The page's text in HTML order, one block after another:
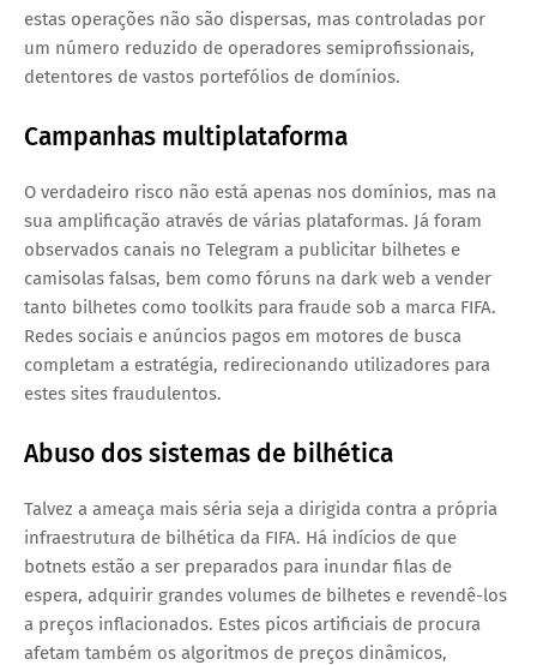
estas operações não são dispersas, mas controladas por
um número reduzido de operadores semiprofissionais,
detentores de vastos portefólios de domínios.
Campanhas multiplataforma
O verdadeiro risco não está apenas nos domínios, mas na
sua amplificação através de várias plataformas. Já foram
observados canais no Telegram a publicitar bilhetes e
camisolas falsas, bem como fóruns na dark web a vender
tanto bilhetes como toolkits para fraude sob a marca FIFA.
Redes sociais e anúncios pagos em motores de busca
completam a estratégia, redirecionando utilizadores para
estes sites fraudulentos.
Abuso dos sistemas de bilhética
Talvez a ameaça mais séria seja a dirigida contra a própria
infraestrutura de bilhética da FIFA. Há indícios de que
botnets estão a ser preparados para inundar filas de
espera, adquirir grandes volumes de bilhetes e revendê-los
a preços inflacionados. Estes picos artificiais de procura
afetam também os algoritmos de preços dinâmicos,